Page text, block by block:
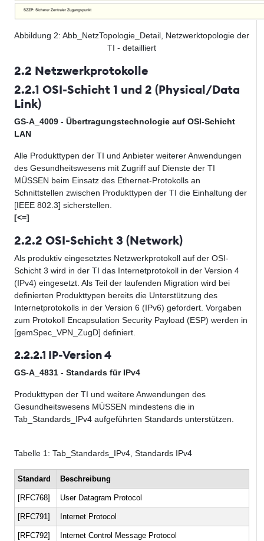
Abbildung 2: Abb_NetzTopologie_Detail, Netzwerktopologie der
TI - detailliert
2.2 Netzwerkprotokolle
2.2.1 OSI-Schicht 1 und 2 (Physical/Data
Link)
GS-A_4009 - Übertragungstechnologie auf OSI-Schicht
LAN
Alle Produkttypen der TI und Anbieter weiterer Anwendungen
des Gesundheitswesens mit Zugriff auf Dienste der TI
MÜSSEN beim Einsatz des Ethernet-Protokolls an
Schnittstellen zwischen Produkttypen der TI die Einhaltung der
[IEEE 802.3] sicherstellen.
[<=]
2.2.2 OSI-Schicht 3 (Network)
Als produktiv eingesetztes Netzwerkprotokoll auf der OSI-
Schicht 3 wird in der TI das Internetprotokoll in der Version 4
(IPv4) eingesetzt. Als Teil der laufenden Migration wird bei
definierten Produkttypen bereits die Unterstützung des
Internetprotokolls in der Version 6 (IPv6) gefordert. Vorgaben
zum Protokoll Encapsulation Security Payload (ESP) werden in
[gemSpec_VPN_ZugD] definiert.
2.2.2.1 IP-Version 4
GS-A_4831 - Standards für IPv4
Produkttypen der TI und weitere Anwendungen des
Gesundheitswesens MÜSSEN mindestens die in
Tab_Standards_IPv4 aufgeführten Standards unterstützen.
Tabelle 1: Tab_Standards_IPv4, Standards IPv4
Standard Beschreibung
[RFC768] User Datagram Protocol
[RFC791] Internet Protocol
[RFC792] Internet Control Message Protocol